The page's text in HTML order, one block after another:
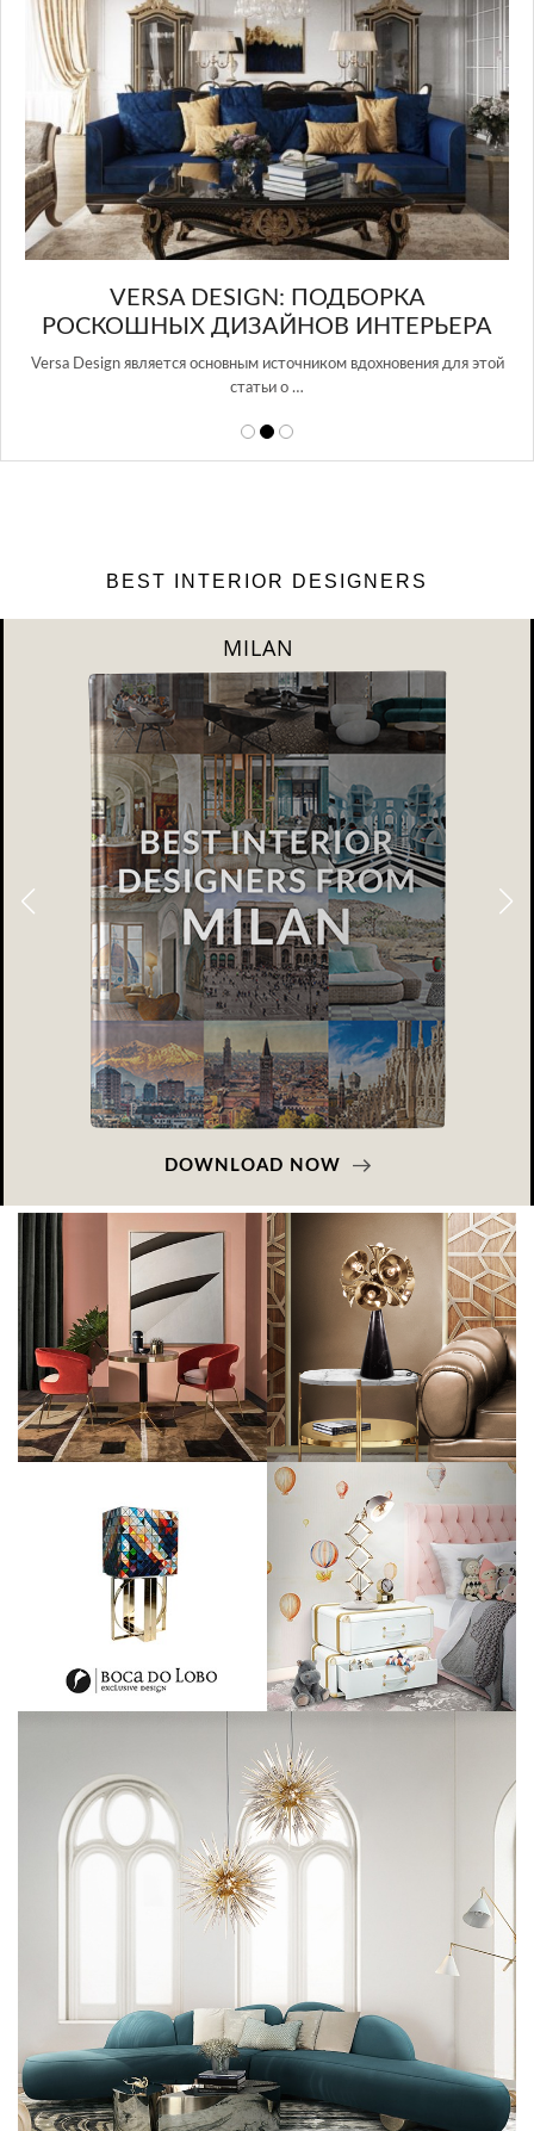
VERSA DESIGN: ПОДБОРКА
РОСКОШНЫХ ДИЗАЙНОВ ИНТЕРЬЕРА
Versa Design является основным источником вдохновения для этой
статьи о …
BEST INTERIOR DESIGNERS
DUBAI
DOWNLOAD NOW